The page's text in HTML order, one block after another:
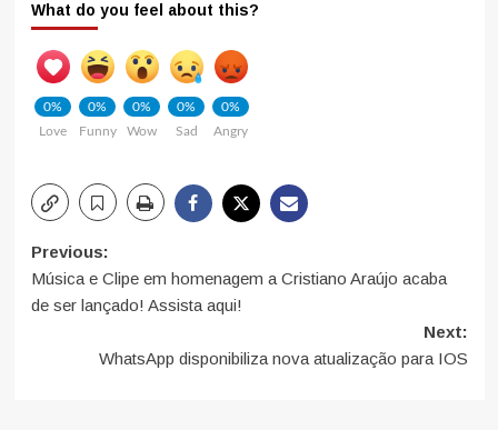
What do you feel about this?
0%
Love
0%
Funny
0%
Wow
0%
Sad
0%
Angry
Post
navigation
Previous:
Música e Clipe em homenagem a Cristiano Araújo acaba
de ser lançado! Assista aqui!
Next:
WhatsApp disponibiliza nova atualização para IOS